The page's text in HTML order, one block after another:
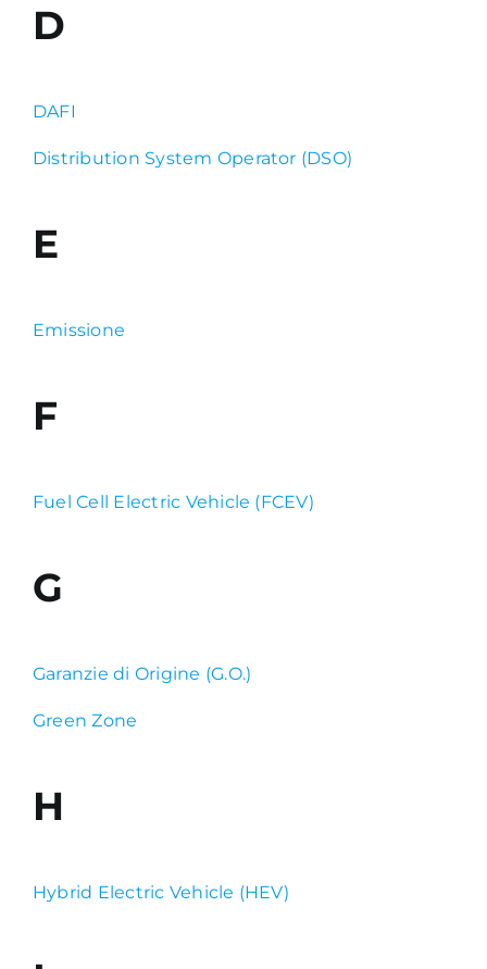
D
DAFI
Distribution System Operator (DSO)
E
Emissione
F
Fuel Cell Electric Vehicle (FCEV)
G
Garanzie di Origine (G.O.)
Green Zone
H
Hybrid Electric Vehicle (HEV)